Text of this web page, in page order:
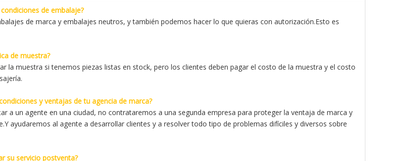
de embalaje?
de marca y embalajes neutros, y también podemos hacer lo que quieras con autorización.Esto es
de muestra?
la muestra si tenemos piezas listas en stock, pero los clientes deben pagar el costo de la muestra y el costo
y ventajas de tu agencia de marca?
a un agente en una ciudad, no contrataremos a una segunda empresa para proteger la ventaja de marca y
ayudaremos al agente a desarrollar clientes y a resolver todo tipo de problemas difíciles y diversos sobre
su servicio postventa?